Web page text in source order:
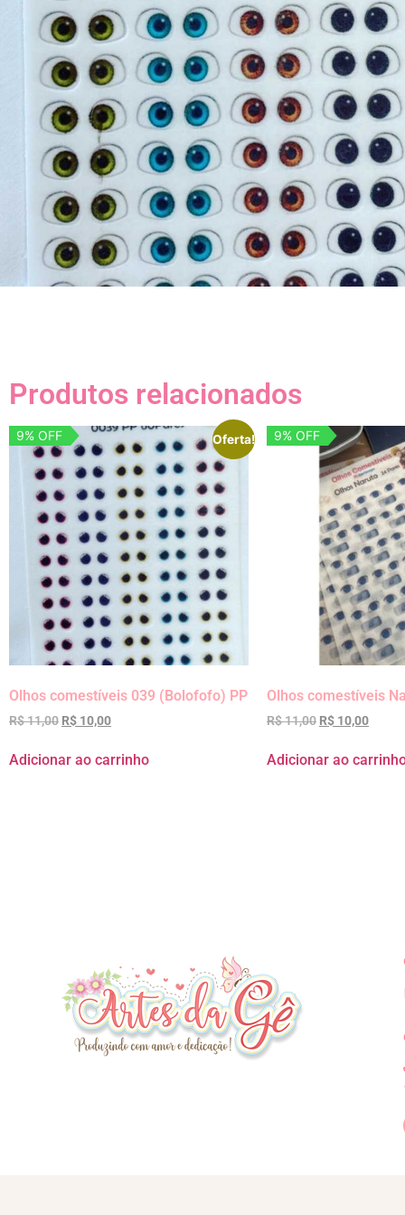
Produtos relacionados
Oferta!
9% OFF
Olhos comestíveis 039 (Bolofofo) PP
R$11,00 R$ 10,00
Adicionar ao carrinho
9% OFF
Olhos comestíveis
R$11,00 R$ 10,00
Adicionar ao